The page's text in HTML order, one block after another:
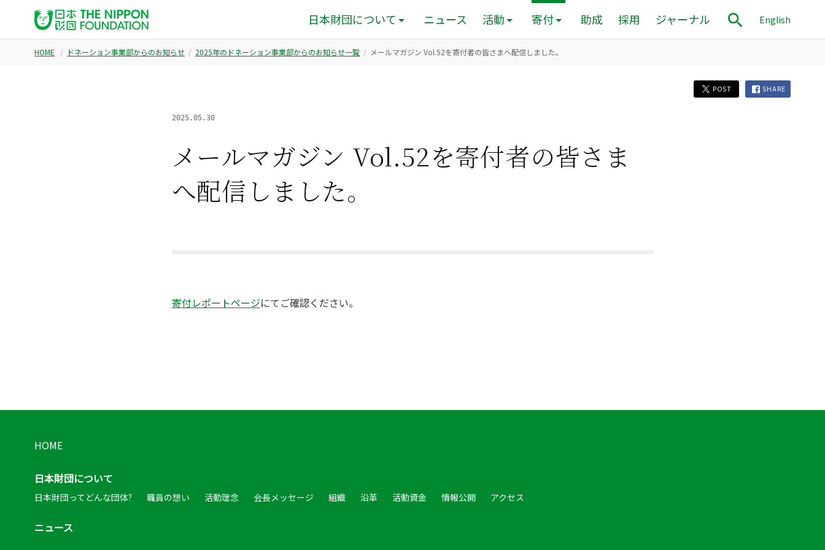
日本財団について ニュース 活動 寄付 助成 採用 ジャーナル English
HOME ドネーション事業部からのお知らせ 2025年のドネーション事業部からのお知らせ一覧 メールマガジン Vol.52を寄付者の皆さまへ配信しました。
POST SHARE
2025.05.30
メールマガジン Vol.52を寄付者の皆さま
へ配信しました。
寄付レポートページにてご確認ください。
HOME
日本財団について
日本財団ってどんな団体? 職員の想い 活動理念 会長メッセージ 組織 沿革 活動資金 情報公開 アクセス
ニュース